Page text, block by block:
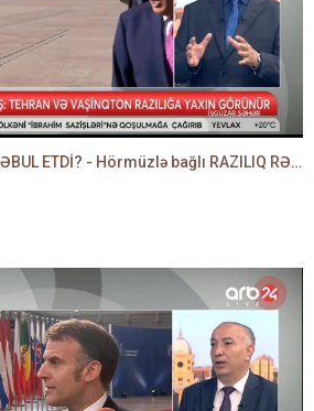
Tramp İranın ŞƏRTİNİ QƏBUL ETDİ? - Hörmüzlə bağlı RAZILIQ RƏSMƏN AÇIQLANIR -BAKİR HƏDƏNBƏYLİ danışır